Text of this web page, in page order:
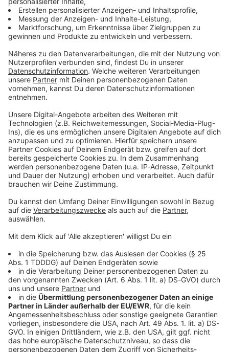
Zum Newsletter anmelden
Du möchtest uns etwas sagen?
Studio Hotline
Kontaktformular
Sprachnachricht
© dpa-infocom, dpa:260115-930-549545/1
Bayern